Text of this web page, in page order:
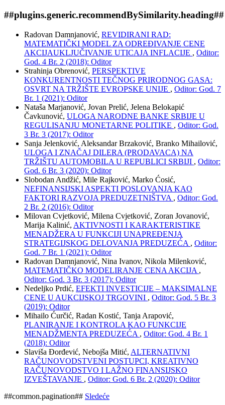
##plugins.generic.recommendBySimilarity.heading##
Radovan Damnjanović, REVIDIRANI RAD:
MATEMATIČKI MODEL ZA ODREĐIVANJE CENE
AKCIJAUKLJUČIVANJE UTICAJA INFLACIJE , Oditor:
God. 4 Br. 2 (2018): Oditor
Strahinja Obrenović, PERSPEKTIVE
KONKURENTNOSTI TEČNOG PRIRODNOG GASA:
OSVRT NA TRŽIŠTE EVROPSKE UNIJE , Oditor: God. 7
Br. 1 (2021): Oditor
Nataša Marjanović, Jovan Prelić, Jelena Belokapić
Čavkunović, ULOGA NARODNE BANKE SRBIJE U
REGULISANJU MONETARNE POLITIKE , Oditor: God.
3 Br. 3 (2017): Oditor
Sanja Jelenković, Aleksandar Brzaković, Branko Mihailović,
ULOGA I ZNAČAJ DILERA (PRODAVACA) NA
TRŽIŠTU AUTOMOBILA U REPUBLICI SRBIJI , Oditor:
God. 6 Br. 3 (2020): Oditor
Slobodan Andžić, Mile Rajković, Marko Ćosić,
NEFINANSIJSKI ASPEKTI POSLOVANJA KAO
FAKTORI RAZVOJA PREDUZETNIŠTVA , Oditor: God.
2 Br. 2 (2016): Oditor
Milovan Cvjetković, Milena Cvjetković, Zoran Jovanović,
Marija Kalinić, AKTIVNOSTI I KARAKTERISTIKE
MENADŽERA U FUNKCIJI UNAPREĐENJA
STRATEGIJSKOG DELOVANJA PREDUZEĆA , Oditor:
God. 7 Br. 1 (2021): Oditor
Radovan Damnjanović, Nina Ivanov, Nikola Milenković,
MATEMATIČKO MODELIRANJE CENA AKCIJA ,
Oditor: God. 3 Br. 3 (2017): Oditor
Nedeljko Prdić, EFEKTI INVESTICIJE – MAKSIMALNE
CENE U AUKCIJSKOJ TRGOVINI , Oditor: God. 5 Br. 3
(2019): Oditor
Mihailo Ćurčić, Radan Kostić, Tanja Arapović,
PLANIRANJE I KONTROLA KAO FUNKCIJE
MENADŽMENTA PREDUZEĆA , Oditor: God. 4 Br. 1
(2018): Oditor
Slaviša Đorđević, Nebojša Mitić, ALTERNATIVNI
RAČUNOVODSTVENI POSTUPCI, KREATIVNO
RAČUNOVODSTVO I LAŽNO FINANSIJSKO
IZVEŠTAVANJE , Oditor: God. 6 Br. 2 (2020): Oditor
##common.pagination## Sledeće